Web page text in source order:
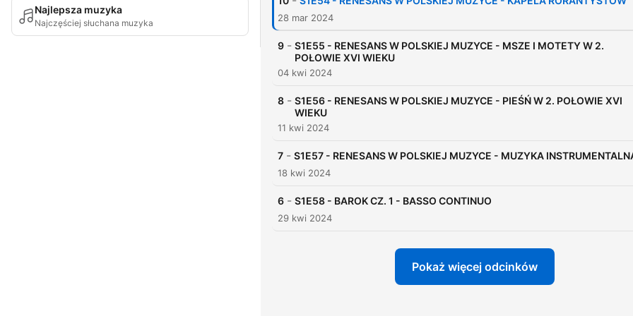
Najlepsza muzyka
Najczęściej słuchana muzyka
współpracuje z portalem
Aberdeen Light of the
dwutygodnikiem The
przed słuchaczami całą
słowa znaczeniu.
różnorakich barwach i
odsłonach. Z pewnością
28 mar 2024
9 - S1E55 - RENESANS W POLSKIEJ MUZYCE - MSZE I MOTETY W 2.
POŁOWIE XVI WIEKU
04 kwi 2024
8 - S1E56 - RENESANS W POLSKIEJ MUZYCE - PIEŚŃ W 2. POŁOWIE XVI
WIEKU
11 kwi 2024
7 - S1E57 - RENESANS W POLSKIEJ MUZYCE - MUZYKA
18 kwi 2024
6 - S1E58 - BAROK CZ. 1 - BASSO CONTINUO
29 kwi 2024
Pokaż więcej odcinków